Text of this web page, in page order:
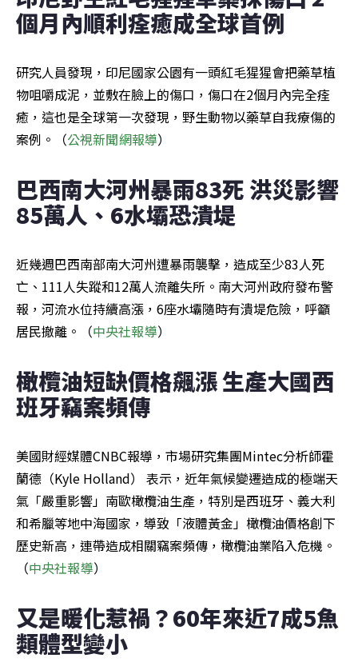
個月內順利痊癒成全球首例
研究人員發現，印尼國家公園有一頭紅毛猩猩會把藥草植
物咀嚼成泥，並敷在臉上的傷口，傷口在2個月內完全痊
癒，這也是全球第一次發現，野生動物以藥草自我療傷的
案例。（公視新聞網報導）
巴西南大河州暴雨83死 洪災影響
85萬人、6水壩恐潰堤
近幾週巴西南部南大河州遭暴雨襲擊，造成至少83人死
亡、111人失蹤和12萬人流離失所。南大河州政府發布警
報，河流水位持續高漲，6座水壩隨時有潰堤危險，呼籲
居民撤離。（中央社報導）
橄欖油短缺價格飆漲 生產大國西
班牙竊案頻傳
美國財經媒體CNBC報導，市場研究集團Mintec分析師霍
蘭德（Kyle Holland） 表示，近年氣候變遷造成的極端天
氣「嚴重影響」南歐橄欖油生產，特別是西班牙、義大利
和希臘等地中海國家，導致「液體黃金」橄欖油價格創下
歷史新高，連帶造成相關竊案頻傳，橄欖油業陷入危機。
（中央社報導）
又是暖化惹禍？60年來近7成5魚
類體型變小